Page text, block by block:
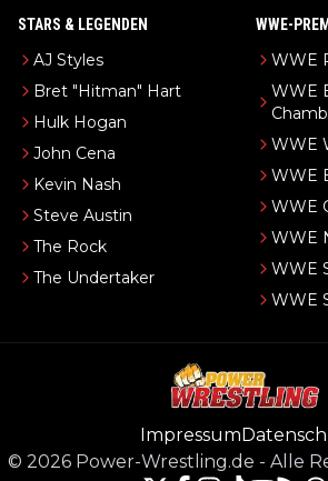
STARS & LEGENDEN
AJ Styles
Bret "Hitman" Hart
Hulk Hogan
John Cena
Kevin Nash
Steve Austin
The Rock
The Undertaker
WWE-
WWE
WWE
WWE
WWE
WWE
WWE
WWE
WWE
Impressum
© 2026 Power-Wrestling.de - Alle